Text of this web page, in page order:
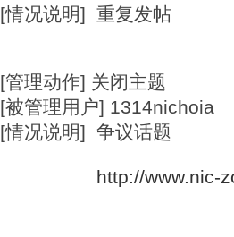
[情况说明] 重复发帖
[管理动作] 关闭主题
[被管理用户] 1314nichoia
[情况说明] 争议话题
http://www.nic-